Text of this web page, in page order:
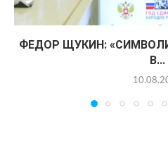
ФЕДОР ЩУКИН:
В...